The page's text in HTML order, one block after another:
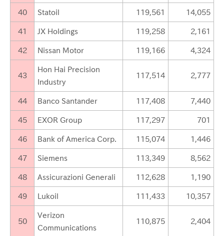
40 Statoil 119,561 14,055
41 JX Holdings 119,258 2,161
42 Nissan Motor 119,166 4,324
43
Hon Hai Precision
Industry
117,514 2,777
44 Banco Santander 117,408 7,440
45 EXOR Group 117,297 701
46 Bank of America Corp. 115,074 1,446
47 Siemens 113,349 8,562
48 Assicurazioni Generali 112,628 1,190
49 Lukoil 111,433 10,357
50
Verizon
Communications
110,875 2,404